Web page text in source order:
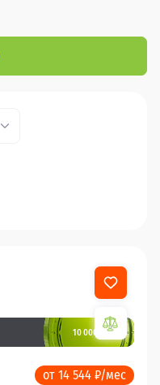
10 000 баллов
от 14 544 ₽/мес